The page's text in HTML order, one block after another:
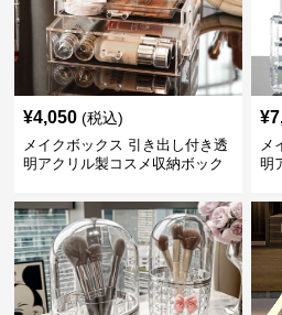
¥4,050 (税込)
メイクボックス 引き出し付き透
明アクリル製コスメ収納ボック
¥
メ
明